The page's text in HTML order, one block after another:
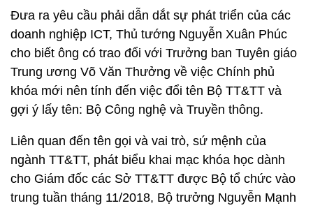
Đưa ra yêu cầu phải dẫn dắt sự phát triển của các
doanh nghiệp ICT, Thủ tướng Nguyễn Xuân Phúc
cho biết ông có trao đổi với Trưởng ban Tuyên giáo
Trung ương Võ Văn Thưởng về việc Chính phủ
khóa mới nên tính đến việc đổi tên Bộ TT&TT và
gợi ý lấy tên: Bộ Công nghệ và Truyền thông.
Liên quan đến tên gọi và vai trò, sứ mệnh của
ngành TT&TT, phát biểu khai mạc khóa học dành
cho Giám đốc các Sở TT&TT được Bộ tổ chức vào
trung tuần tháng 11/2018, Bộ trưởng Nguyễn Mạnh